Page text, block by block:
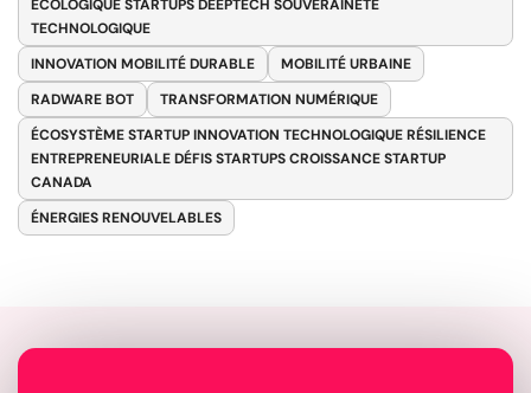
ÉCOLOGIQUE STARTUPS DEEPTECH SOUVERAINETÉ
TECHNOLOGIQUE
INNOVATION MOBILITÉ DURABLE
MOBILITÉ URBAINE
RADWARE BOT
TRANSFORMATION NUMÉRIQUE
ÉCOSYSTÈME STARTUP INNOVATION TECHNOLOGIQUE RÉSILIENCE
ENTREPRENEURIALE DÉFIS STARTUPS CROISSANCE STARTUP
CANADA
ÉNERGIES RENOUVELABLES